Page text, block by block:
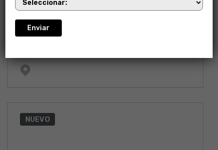
LISTON CASTELLANA HUMO
NUEVO